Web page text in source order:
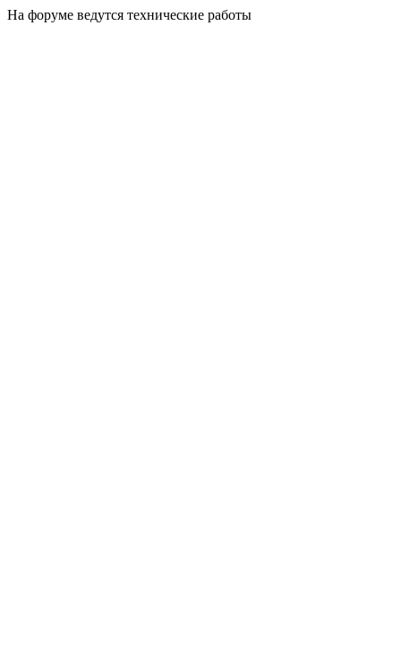
На форуме ведутся технические работы